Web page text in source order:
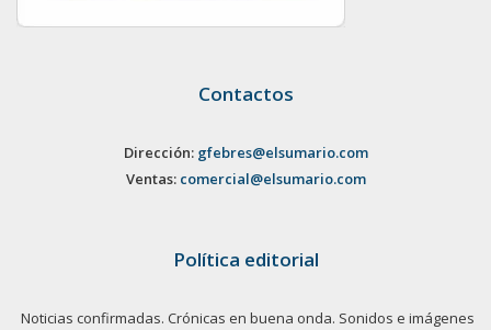
Contactos
Dirección: gfebres@elsumario.com
Ventas: comercial@elsumario.com
Política editorial
Noticias confirmadas. Crónicas en buena onda. Sonidos e imágenes